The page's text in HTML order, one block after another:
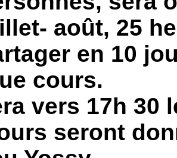
août, 25
en 10
cours.
vers 17h 30
seront